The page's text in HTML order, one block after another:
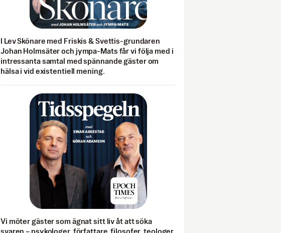
I Lev Skönare med Friskis & Svettis-grundaren
Johan Holmsäter och jympa-Mats får vi följa med i
intressanta samtal med spännande gäster om
hälsa i vid existentiell mening.
Vi möter gäster som ägnat sitt liv åt att söka